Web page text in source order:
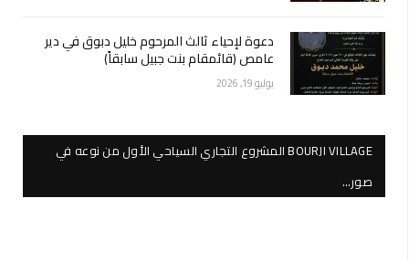
دعوة لإحياء ثالث المرحوم خليل دبوق في دير
عامص (قائمقام بنت جبيل سابقاً)
يوليو 19, 2026
BOURJI VILLAGE المشروع التجاري السياحي الأول من نوعه في
صور…